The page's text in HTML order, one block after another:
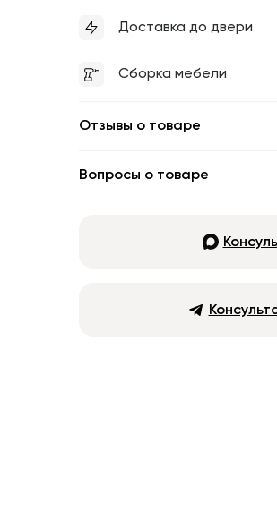
Доставка до двери
Сборка мебели
Отзывы о товаре
Вопросы о товаре